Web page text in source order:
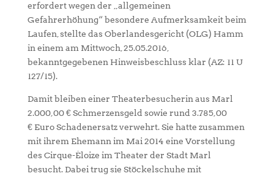
erfordert wegen der „allgemeinen
Gefahrerhöhung“ besondere Aufmerksamkeit beim
Laufen, stellte das Oberlandesgericht (OLG) Hamm
in einem am Mittwoch, 25.05.2016,
bekanntgegebenen Hinweisbeschluss klar (AZ: 11 U
127/15).
Damit bleiben einer Theaterbesucherin aus Marl
2.000,00 € Schmerzensgeld sowie rund 3.785,00
€ Euro Schadenersatz verwehrt. Sie hatte zusammen
mit ihrem Ehemann im Mai 2014 eine Vorstellung
des Cirque-Éloize im Theater der Stadt Marl
besucht. Dabei trug sie Stöckelschuhe mit